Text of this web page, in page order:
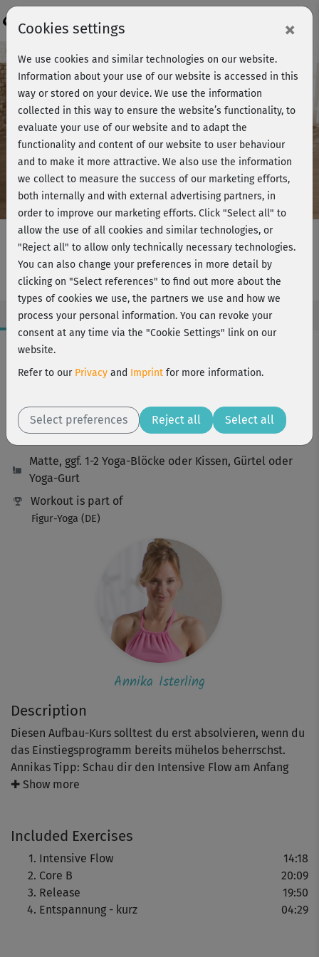
Play
Video
Course preview - join now!
Intensiv Yoga - Aufbau-Kurs
Description
Diesen Aufbau-Kurs solltest du erst absolvieren, wenn du
das Einstiegsprogramm bereits mühelos beherrschst.
Annikas Tipp: Schau dir den Intensive Flow am Anfang
erst einmal in Ruhe an, bevor du mitmachst. Der ist mit
und Co. nämlich ganz schön anspruchsvoll. Dadurch sorgt
er aber natürlich umso effektiver für mehr Kraft,
Stabilität und Flexibilität in deiner Körpermitte.
Zwischendurch helfen dir die Dehnhaltungen Twist und
demütiger Krieger dabei, neuen Atem zu schöpfen.
✚ Show more
Included Exercises
Intensive Flow
14:18
Core B
20:09
Release
19:50
Entspannung - kurz
04:29
Workout Facts
challenging
216 kcal
Annika Isterling
Matte, ggf. 1-2 Yoga-Blöcke oder Kissen, Gürtel oder
Yoga-Gurt
Workout is part of
Figur-Yoga (DE)
Annika Isterling
Cookies settings ×
We use cookies and similar technologies on our website.
Information about your use of our website is accessed in this
way or stored on your device. We use the information
collected in this way to ensure the website’s functionality, to
evaluate your use of our website and to adapt the
functionality and content of our website to user behaviour
and to make it more attractive. We also use the information
we collect to measure the success of our marketing efforts,
both internally and with external advertising partners, in
order to improve our marketing efforts. Click "Select all" to
allow the use of all cookies and similar technologies, or
"Reject all" to allow only technically necessary technologies.
You can also change your preferences in more detail by
clicking on "Select references" to find out more about the
types of cookies we use, the partners we use and how we
process your personal information. You can revoke your
consent at any time via the "Cookie Settings" link on our
website.
Refer to our Privacy and Imprint for more information.
Select preferences Reject all Select all